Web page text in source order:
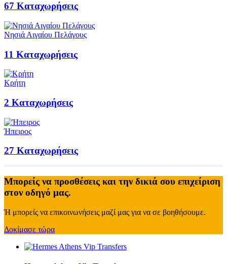
67 Καταχωρήσεις
Νησιά Αιγαίου Πελάγους
11 Καταχωρήσεις
Κρήτη
2 Καταχωρήσεις
Ήπειρος
27 Καταχωρήσεις
Μπορείς να προσθέσεις και την δικιά σου επιχείριση
στον οδηγό μας.
Ή μπορείς να επικοινωνήσεις μαζί μας για να σε βοηθήσουμε.
Δοκίμασε τώρα